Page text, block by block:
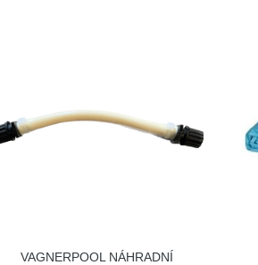
VAGNERPOOL NÁHRADNÍ